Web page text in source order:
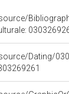
Dating/